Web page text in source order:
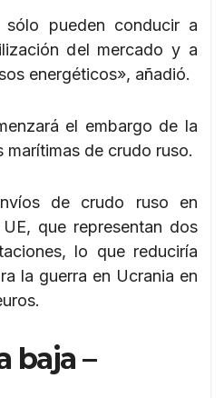
sólo pueden conducir a
del mercado y a
energéticos», añadió.
el embargo de la
marítimas de crudo ruso.
de crudo ruso en
que representan dos
lo que reduciría
la guerra en Ucrania en
baja –